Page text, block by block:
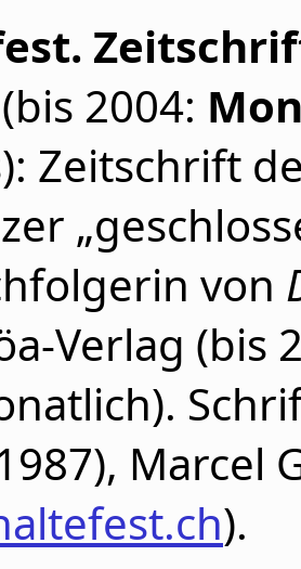
(bis 2004:
): Zeitschrift
von
Verlag (bis
Marcel
).